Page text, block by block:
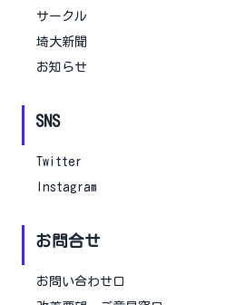
サークル
埼大新聞
お知らせ
SNS
Twitter
Instagram
お問合せ
お問い合わせ口